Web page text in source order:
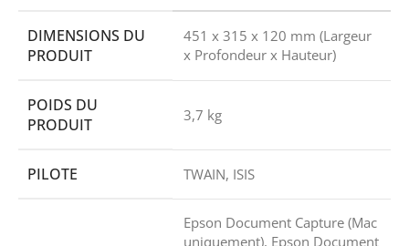
DIMENSIONS DU
PRODUIT
451‎ x 315 x 120 mm (Largeur
x Profondeur x Hauteur)
POIDS DU
PRODUIT
3,7 kg
PILOTE TWAIN, ISIS
Epson Document Capture (Mac
uniquement), Epson Document